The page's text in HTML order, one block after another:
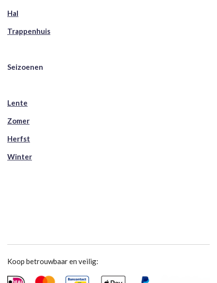
Hal
Trappenhuis
Seizoenen
Lente
Zomer
Herfst
Winter
Koop betrouwbaar en veilig: